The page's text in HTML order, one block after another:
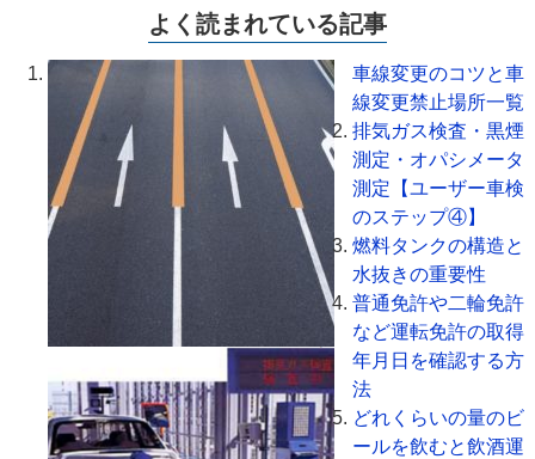
よく読まれている記事
車線変更のコツと車
線変更禁止場所一覧
排気ガス検査・黒煙
測定・オパシメータ
測定【ユーザー車検
のステップ④】
燃料タンクの構造と
水抜きの重要性
普通免許や二輪免許
など運転免許の取得
年月日を確認する方
法
どれくらいの量のビ
ールを飲むと飲酒運